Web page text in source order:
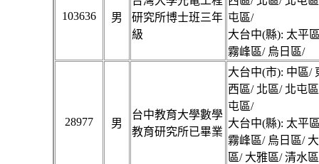
103636 男
研究所博士班三年
級
屯區/
大台中(縣): 太平
霧峰區/ 烏日區/
28977 男
台中教育大學數學
教育研究所已畢業
大台中(市): 中區/
西區/ 北區/ 北屯
屯區/
大台中(縣): 太平
霧峰區/ 烏日區/
區/ 大雅區/ 清水